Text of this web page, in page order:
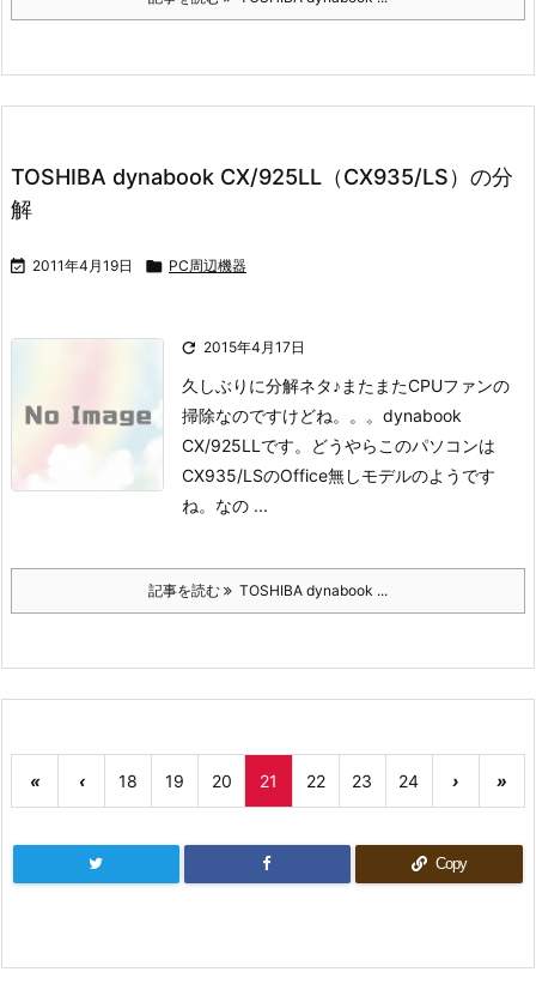
TOSHIBA dynabook CX/925LL（CX935/LS）の分
解
 2011年4月19日  PC周辺機器
 2015年4月17日
久しぶりに分解ネタ♪ またまたCPUファンの
掃除なのですけどね。。。 dynabook
CX/925LLです。
どうやらこのパソコンは
CX935/LSのOffice無しモデルのようです
ね。 なの ...
記事を読む TOSHIBA dynabook ...
« ‹ 18 19 20 21 22 23 24 › »
Copy